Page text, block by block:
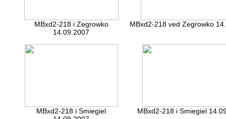
MBxd2-218 i Zegrowko
14.09.2007
MBxd2-218 ved Zegrowko
MBxd2-218 i Smiegiel
MBxd2-218 i Smiegiel